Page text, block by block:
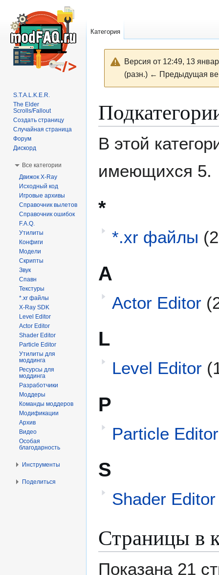
Версия от 12:49, 13
(разн.) ← Предыдущая
навигации
поиску
В этой
имеющихся 5.
*
*.xr файлы
A
Actor Editor
L
Level Editor
P
Particle Editor
S
Shader Editor
Страницы в
Показана 21
Категория
S.T.A.L.K.E.R.
The Elder
Scrolls/Fallout
Создать страницу
Случайная страница
Форум
Дискорд
Все категории
Движок X-Ray
Исходный код
Игровые архивы
Справочник вылетов
Справочник ошибок
F.A.Q.
Утилиты
Конфиги
Модели
Скрипты
Звук
Спавн
Текстуры
*.xr файлы
X-Ray SDK
Level Editor
Actor Editor
Shader Editor
Particle Editor
Утилиты для
моддинга
Ресурсы для
моддинга
Разработчики
Моддеры
Команды моддеров
Модификации
Архив
Видео
Особая
благодарность
Инструменты
Поделиться